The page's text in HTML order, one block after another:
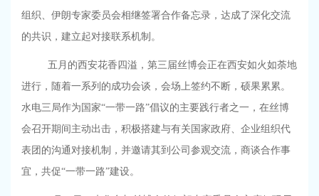
组织、伊朗专家委员会相继签署合作备忘录，达成了深化交流
的共识，建立起对接联系机制。
五月的西安花香四溢，第三届丝博会正在西安如火如荼地
进行，随着一系列的成功会谈，会场上签约不断，硕果累累。
水电三局作为国家“一带一路”倡议的主要践行者之一，在丝博
会召开期间主动出击，积极搭建与有关国家政府、企业组织代
表团的沟通对接机制，并邀请其到公司参观交流，商谈合作事
宜，共促“一带一路”建设。